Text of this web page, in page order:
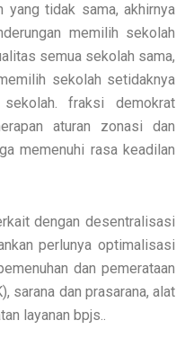
yang tidak sama, akhirnya
memilih sekolah
semua sekolah sama,
sekolah setidaknya
fraksi demokrat
aturan zonasi dan
memenuhi rasa keadilan
dengan desentralisasi
perlunya optimalisasi
dan pemerataan
sarana dan prasarana, alat
layanan bpjs..